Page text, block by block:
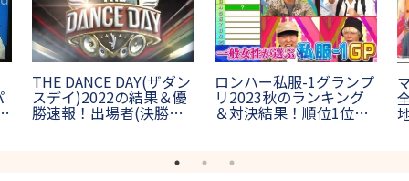
2022のチアリ
かわいい！出場
ールの美女画像
IPPONグランプリ2023
春のお題＆回答一覧！写
真で一言や一般回答まと
め【第28回5月13日放
THE鬼タイ
治)2023夏の
ボス鬼の正
は？【フジ